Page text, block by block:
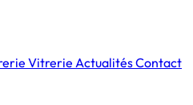
Vitrerie ActualitésContact